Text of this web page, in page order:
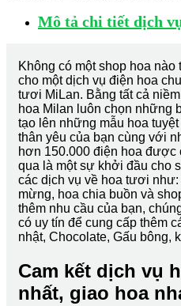
Mô tả chi tiết dịch
Không có một shop hoa
cho một dịch vụ điện hoa
tươi MiLan. Bằng tất cả
hoa Milan luôn chọn những
tạo lên những mẫu hoa
thân yêu của bạn cùng với
hơn 150.000 điện hoa được
qua là một sự khởi đầu cho
các dịch vụ về hoa tươi
mừng, hoa chia buồn và
thêm nhu cầu của bạn,
có uy tín để cung cấp thêm
nhật, Chocolate, Gấu bông,
Cam kết dịch vụ
nhất, giao hoa